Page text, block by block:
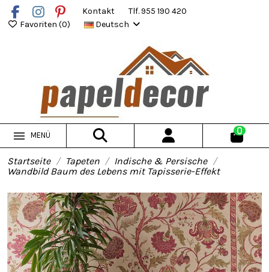
Kontakt
Tlf. 955 190 420
Favoriten (0) Deutsch
MENÜ 0
Startseite Tapeten
Indische & Persische
Wandbild Baum des Lebens mit Tapisserie-Effekt